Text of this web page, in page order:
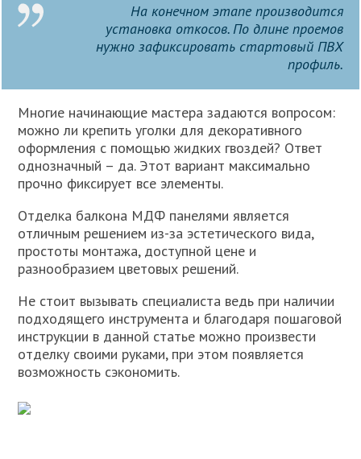
На конечном этапе производится
установка откосов. По длине проемов
нужно зафиксировать стартовый ПВХ
профиль.
Многие начинающие мастера задаются вопросом:
можно ли крепить уголки для декоративного
оформления с помощью жидких гвоздей? Ответ
однозначный – да. Этот вариант максимально
прочно фиксирует все элементы.
Отделка балкона МДФ панелями является
отличным решением из-за эстетического вида,
простоты монтажа, доступной цене и
разнообразием цветовых решений.
Не стоит вызывать специалиста ведь при наличии
подходящего инструмента и благодаря пошаговой
инструкции в данной статье можно произвести
отделку своими руками, при этом появляется
возможность сэкономить.